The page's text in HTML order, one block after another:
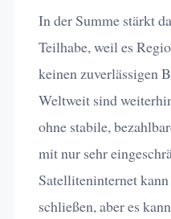
In der Summe stärkt
Teilhabe, weil es
keinen zuverlässigen
Weltweit sind
ohne stabile,
mit nur sehr
Satelliteninternet
schließen, aber es